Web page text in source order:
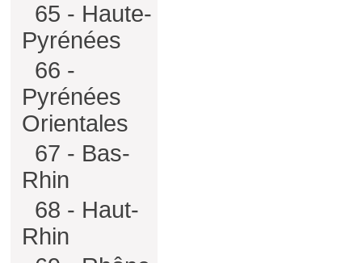
65 - Haute-
Pyrénées
66 -
Pyrénées
Orientales
67 - Bas-
Rhin
68 - Haut-
Rhin